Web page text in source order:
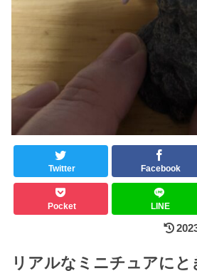
Twitter Facebook
Pocket LINE
リアルなミニチュアにと